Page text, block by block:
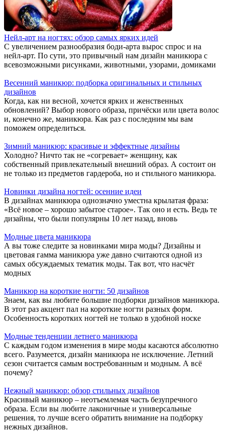
Нейл-арт на ногтях: обзор самых ярких идей
С увеличением разнообразия боди-арта вырос спрос и на
нейл-арт. По сути, это привычный нам дизайн маникюра с
всевозможными рисунками, животными, узорами, домиками
Весенний маникюр: подборка оригинальных и стильных
дизайнов
Когда, как ни весной, хочется ярких и женственных
обновлений? Выбор нового образа, причёски или цвета волос
и, конечно же, маникюра. Как раз с последним мы вам
поможем определиться.
Зимний маникюр: красивые и эффектные дизайны
Холодно? Ничто так не «согревает» женщину, как
собственный привлекательный внешний образ. А состоит он
не только из предметов гардероба, но и стильного маникюра.
Новинки дизайна ногтей: осенние идеи
В дизайнах маникюра однозначно уместна крылатая фраза:
«Всё новое – хорошо забытое старое». Так оно и есть. Ведь те
дизайны, что были популярны 10 лет назад, вновь
Модные цвета маникюра
А вы тоже следите за новинками мира моды? Дизайны и
цветовая гамма маникюра уже давно считаются одной из
самых обсуждаемых тематик моды. Так вот, что насчёт
модных
Маникюр на короткие ногти: 50 дизайнов
Знаем, как вы любите большие подборки дизайнов маникюра.
В этот раз акцент пал на короткие ногти разных форм.
Особенность коротких ногтей не только в удобной носке
Модные тенденции летнего маникюра
С каждым годом изменения в мире моды касаются абсолютно
всего. Разумеется, дизайн маникюра не исключение. Летний
сезон считается самым востребованным и модным. А всё
почему?
Нежный маникюр: обзор стильных дизайнов
Красивый маникюр – неотъемлемая часть безупречного
образа. Если вы любите лаконичные и универсальные
решения, то лучше всего обратить внимание на подборку
нежных дизайнов.